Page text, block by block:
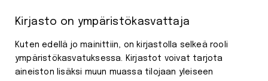
Kirjasto on ympäristökasvattaja
Kuten edellä jo mainittiin, on kirjastolla selkeä rooli
ympäristökasvatuksessa. Kirjastot voivat tarjota
aineiston lisäksi muun muassa tilojaan yleiseen